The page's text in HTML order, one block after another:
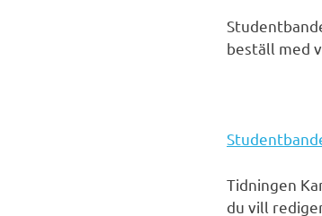
beställ med
Tidningen
du vill